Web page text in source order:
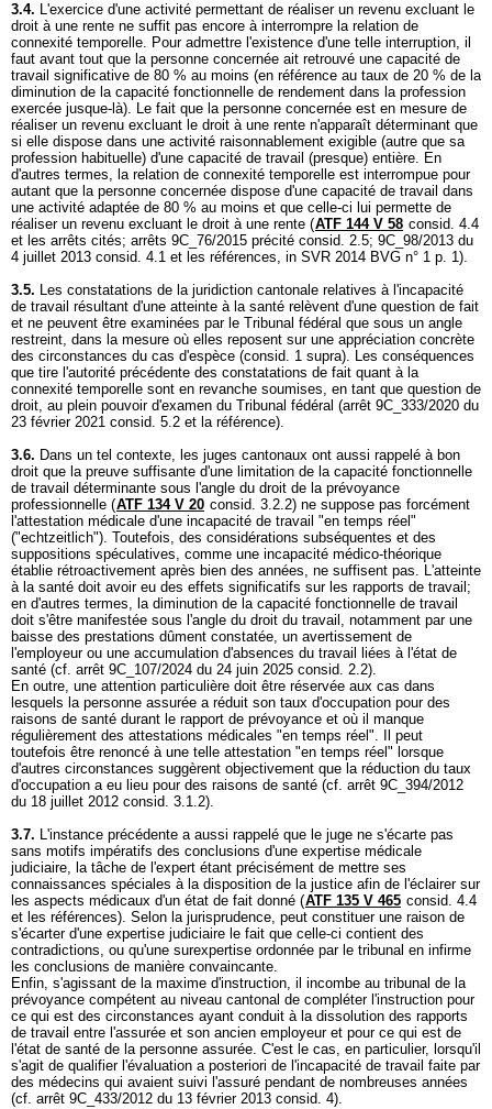
3.4. L'exercice d'une activité permettant de réaliser un revenu excluant le
droit à une rente ne suffit pas encore à interrompre la relation de
connexité temporelle. Pour admettre l'existence d'une telle interruption, il
faut avant tout que la personne concernée ait retrouvé une capacité de
travail significative de 80 % au moins (en référence au taux de 20 % de la
diminution de la capacité fonctionnelle de rendement dans la profession
exercée jusque-là). Le fait que la personne concernée est en mesure de
réaliser un revenu excluant le droit à une rente n'apparaît déterminant que
si elle dispose dans une activité raisonnablement exigible (autre que sa
profession habituelle) d'une capacité de travail (presque) entière. En
d'autres termes, la relation de connexité temporelle est interrompue pour
autant que la personne concernée dispose d'une capacité de travail dans
une activité adaptée de 80 % au moins et que celle-ci lui permette de
réaliser un revenu excluant le droit à une rente (ATF 144 V 58 consid. 4.4
et les arrêts cités; arrêts 9C_76/2015 précité consid. 2.5; 9C_98/2013 du
4 juillet 2013 consid. 4.1 et les références, in SVR 2014 BVG n° 1 p. 1).
3.5. Les constatations de la juridiction cantonale relatives à l'incapacité
de travail résultant d'une atteinte à la santé relèvent d'une question de fait
et ne peuvent être examinées par le Tribunal fédéral que sous un angle
restreint, dans la mesure où elles reposent sur une appréciation concrète
des circonstances du cas d'espèce (consid. 1 supra). Les conséquences
que tire l'autorité précédente des constatations de fait quant à la
connexité temporelle sont en revanche soumises, en tant que question de
droit, au plein pouvoir d'examen du Tribunal fédéral (arrêt 9C_333/2020 du
23 février 2021 consid. 5.2 et la référence).
3.6. Dans un tel contexte, les juges cantonaux ont aussi rappelé à bon
droit que la preuve suffisante d'une limitation de la capacité fonctionnelle
de travail déterminante sous l'angle du droit de la prévoyance
professionnelle (ATF 134 V 20 consid. 3.2.2) ne suppose pas forcément
l'attestation médicale d'une incapacité de travail "en temps réel"
("echtzeitlich"). Toutefois, des considérations subséquentes et des
suppositions spéculatives, comme une incapacité médico-théorique
établie rétroactivement après bien des années, ne suffisent pas. L'atteinte
à la santé doit avoir eu des effets significatifs sur les rapports de travail;
en d'autres termes, la diminution de la capacité fonctionnelle de travail
doit s'être manifestée sous l'angle du droit du travail, notamment par une
baisse des prestations dûment constatée, un avertissement de
l'employeur ou une accumulation d'absences du travail liées à l'état de
santé (cf. arrêt 9C_107/2024 du 24 juin 2025 consid. 2.2).
En outre, une attention particulière doit être réservée aux cas dans
lesquels la personne assurée a réduit son taux d'occupation pour des
raisons de santé durant le rapport de prévoyance et où il manque
régulièrement des attestations médicales "en temps réel". Il peut
toutefois être renoncé à une telle attestation "en temps réel" lorsque
d'autres circonstances suggèrent objectivement que la réduction du taux
d'occupation a eu lieu pour des raisons de santé (cf. arrêt 9C_394/2012
du 18 juillet 2012 consid. 3.1.2).
3.7. L'instance précédente a aussi rappelé que le juge ne s'écarte pas
sans motifs impératifs des conclusions d'une expertise médicale
judiciaire, la tâche de l'expert étant précisément de mettre ses
connaissances spéciales à la disposition de la justice afin de l'éclairer sur
les aspects médicaux d'un état de fait donné (ATF 135 V 465 consid. 4.4
et les références). Selon la jurisprudence, peut constituer une raison de
s'écarter d'une expertise judiciaire le fait que celle-ci contient des
contradictions, ou qu'une surexpertise ordonnée par le tribunal en infirme
les conclusions de manière convaincante.
Enfin, s'agissant de la maxime d'instruction, il incombe au tribunal de la
prévoyance compétent au niveau cantonal de compléter l'instruction pour
ce qui est des circonstances ayant conduit à la dissolution des rapports
de travail entre l'assurée et son ancien employeur et pour ce qui est de
l'état de santé de la personne assurée. C'est le cas, en particulier, lorsqu'il
s'agit de qualifier l'évaluation a posteriori de l'incapacité de travail faite par
des médecins qui avaient suivi l'assuré pendant de nombreuses années
(cf. arrêt 9C_433/2012 du 13 février 2013 consid. 4).